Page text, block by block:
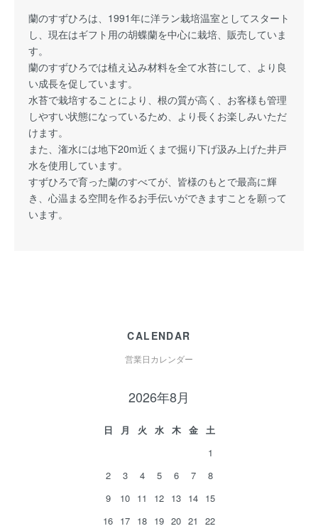
蘭のすずひろは、1991年に洋ラン栽培温室としてスタート
し、現在はギフト用の胡蝶蘭を中心に栽培、販売していま
す。
蘭のすずひろでは植え込み材料を全て水苔にして、より良
い成長を促しています。
水苔で栽培することにより、根の質が高く、お客様も管理
しやすい状態になっているため、より長くお楽しみいただ
けます。
また、潅水には地下20m近くまで掘り下げ汲み上げた井戸
水を使用しています。
すずひろで育った蘭のすべてが、皆様のもとで最高に輝
き、心温まる空間を作るお手伝いができますことを願って
います。
CALENDAR
営業日カレンダー
2026年8月
日 月 火 水 木 金
土
1
2
3 4 5 6 7
8
9
10 11 12 13 14 15
16 17 18 19 20 21
22